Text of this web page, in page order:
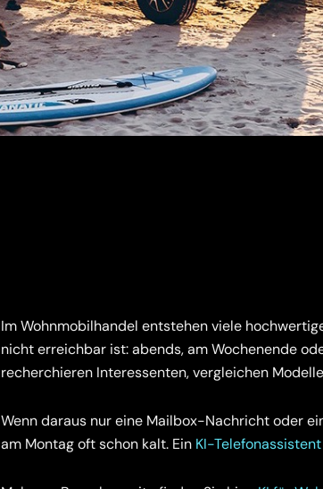
Im Wohnmobilhandel entstehen viele
nicht erreichbar ist: abends, am Wochenende
recherchieren Interessenten, vergleichen
Wenn daraus nur eine Mailbox-Nachricht oder
am Montag oft schon kalt. Ein KI-Telefonassistent